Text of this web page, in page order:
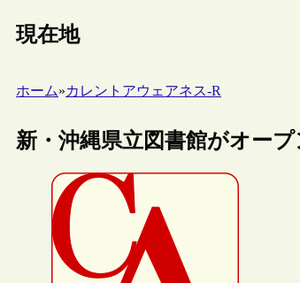
現在地
ホーム»カレントアウェアネス-R
新・沖縄県立図書館がオー